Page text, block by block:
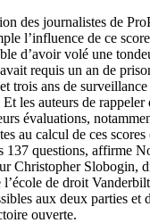
des journalistes de
l’influence de ce
d’avoir volé une
requis un an de
trois ans de
les auteurs de
évaluations,
au calcul de ces
137 questions, affirme
Christopher Slobogin,
de droit
aux deux parties et
ouverte.